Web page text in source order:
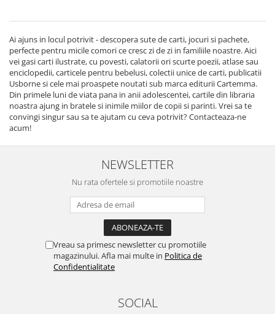
Ai ajuns in locul potrivit - descopera sute de carti, jocuri si pachete,
perfecte pentru micile comori ce cresc zi de zi in familiile noastre. Aici
vei gasi carti ilustrate, cu povesti, calatorii ori scurte poezii, atlase sau
enciclopedii, carticele pentru bebelusi, colectii unice de carti, publicatii
Usborne si cele mai proaspete noutati sub marca editurii Cartemma.
Din primele luni de viata pana in anii adolescentei, cartile din libraria
noastra ajung in bratele si inimile miilor de copii si parinti. Vrei sa te
convingi singur sau sa te ajutam cu ceva potrivit? Contacteaza-ne
acum!
NEWSLETTER
Nu rata ofertele si promotiile noastre
Vreau sa primesc newsletter cu promotiile
magazinului. Afla mai multe in Politica de
Confidentialitate
SOCIAL